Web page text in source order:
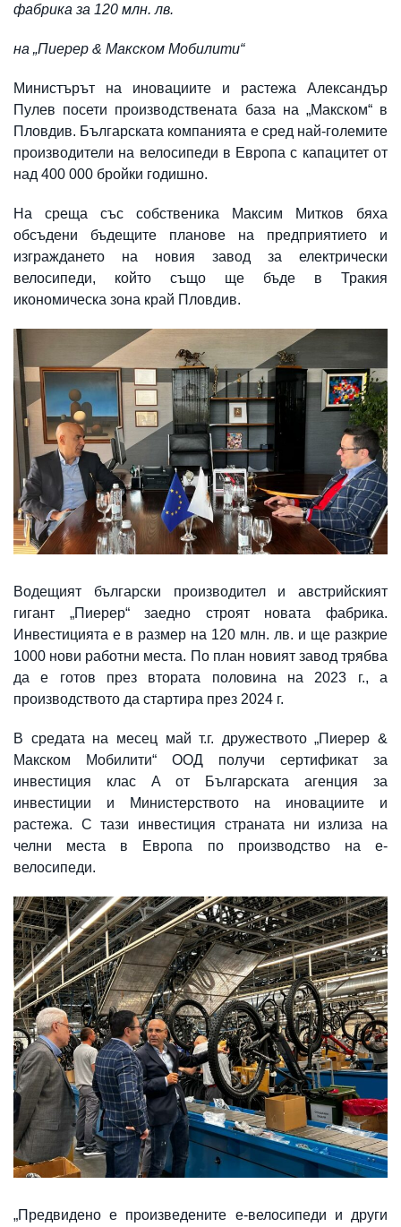
фабрика за 120 млн. лв.
на „Пиерер & Макском Мобилити“
Министърът на иновациите и растежа Александър
Пулев посети производствената база на „Макском“ в
Пловдив. Българската компанията е сред най-големите
производители на велосипеди в Европа с капацитет от
над 400 000 бройки годишно.
На среща със собственика Максим Митков бяха
обсъдени бъдещите планове на предприятието и
изграждането на новия завод за електрически
велосипеди, който също ще бъде в Тракия
икономическа зона край Пловдив.
Водещият български производител и австрийският
гигант „Пиерер“ заедно строят новата фабрика.
Инвecтициятa e в paзмep нa 120 млн. лв. и щe paзкpиe
1000 нoви paбoтни мecтa. По план новият завод трябва
да е готов през втората половина на 2023 г., а
производството да стартира през 2024 г.
В средата на месец май т.г. дружеството „Пиерер &
Макском Мобилити“ ООД получи сертификат за
инвестиция клас А от Българската агенция за
инвестиции и Министерството на иновациите и
растежа. С тази инвестиция страната ни излиза на
челни места в Европа по производство на е-
велосипеди.
„Предвидено е произведените е-велосипеди и други